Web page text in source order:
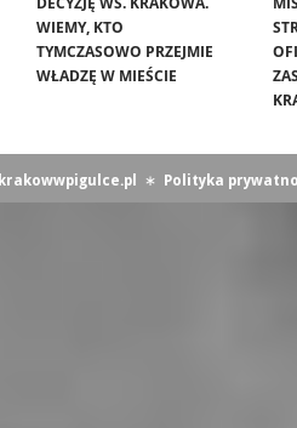
WIEMY, KTO
TYMCZASOWO PRZEJMIE
WŁADZĘ W MIEŚCIE
krakowwpigulce.pl ∗ Polityka